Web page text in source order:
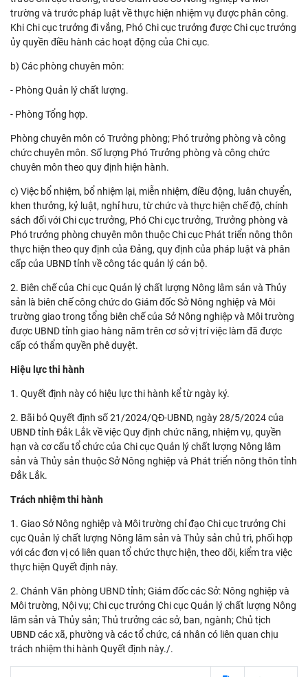
trường và trước pháp luật về thực hiện nhiệm vụ được phân công.
Khi Chi cục trưởng đi vắng, Phó Chi cục trưởng được Chi cục trưởng
ủy quyền điều hành các hoạt động của Chi cục.
b) Các phòng chuyên môn:
- Phòng Quản lý chất lượng.
- Phòng Tổng hợp.
Phòng chuyên môn có Trưởng phòng; Phó trưởng phòng và công
chức chuyên môn. Số lượng Phó Trưởng phòng và công chức
chuyên môn theo quy định hiện hành.
c) Việc bổ nhiệm, bổ nhiệm lại, miễn nhiệm, điều động, luân chuyển,
khen thưởng, kỷ luật, nghỉ hưu, từ chức và thực hiện chế độ, chính
sách đối với Chi cục trưởng, Phó Chi cục trưởng, Trưởng phòng và
Phó trưởng phòng chuyên môn thuộc Chi cục Phát triển nông thôn
thực hiện theo quy định của Đảng, quy định của pháp luật và phân
cấp của UBND tỉnh về công tác quản lý cán bộ.
2. Biên chế của Chi cục Quản lý chất lượng Nông lâm sản và Thủy
sản là biên chế công chức do Giám đốc Sở Nông nghiệp và Môi
trường giao trong tổng biên chế của Sở Nông nghiệp và Môi trường
được UBND tỉnh giao hàng năm trên cơ sở vị trí việc làm đã được
cấp có thẩm quyền phê duyệt.
Hiệu lực thi hành
1. Quyết định này có hiệu lực thi hành kể từ ngày ký.
2. Bãi bỏ Quyết định số 21/2024/QĐ-UBND, ngày 28/5/2024 của
UBND tỉnh Đắk Lắk về việc Quy định chức năng, nhiệm vụ, quyền
hạn và cơ cấu tổ chức của Chi cục Quản lý chất lượng Nông lâm
sản và Thủy sản thuộc Sở Nông nghiệp và Phát triển nông thôn tỉnh
Đắk Lắk.
Trách nhiệm thi hành
1. Giao Sở Nông nghiệp và Môi trường chỉ đạo Chi cục trưởng Chi
cục Quản lý chất lượng Nông lâm sản và Thủy sản chủ trì, phối hợp
với các đơn vị có liên quan tổ chức thực hiện, theo dõi, kiểm tra việc
thực hiện Quyết định này.
2. Chánh Văn phòng UBND tỉnh; Giám đốc các Sở: Nông nghiệp và
Môi trường, Nội vụ; Chi cục trưởng Chi cục Quản lý chất lượng Nông
lâm sản và Thủy sản; Thủ trưởng các sở, ban, ngành; Chủ tịch
UBND các xã, phường và các tổ chức, cá nhân có liên quan chịu
trách nhiệm thi hành Quyết định này./.